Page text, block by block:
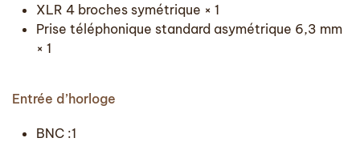
XLR 4 broches symétrique × 1
Prise téléphonique standard asymétrique 6,3 mm
× 1
Entrée d’horloge
BNC :1